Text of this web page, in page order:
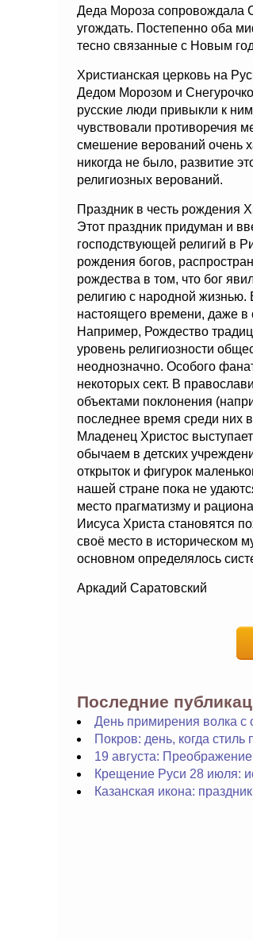
Деда Мороза сопровождала
угождать. Постепенно оба
тесно связанные с Новым
Христианская церковь на
Дедом Морозом и
русские люди привыкли к
чувствовали противоречия
смешение верований очень
никогда не было, развитие
религиозных верований.
Праздник в честь рождения
Этот праздник придуман и
господствующей религий в
рождения богов,
рождества в том, что бог
религию с народной жизнью.
настоящего времени, даже в
Например, Рождество
уровень религиозности
неоднозначно. Особого
некоторых сект. В
объектами поклонения
последнее время среди них
Младенец Христос
обычаем в детских
открыток и фигурок
нашей стране пока не
место прагматизму и
Иисуса Христа становятся
своё место в историческом
основном определялось
Аркадий Саратовский
Последние
День примирения волка с
Покров: день, когда
19 августа:
Крещение Руси 28 июля:
Казанская икона: